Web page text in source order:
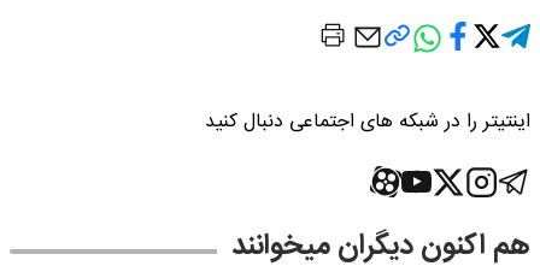
اینتیتر را در شبکه های اجتماعی دنبال کنید
هم اکنون دیگران میخوانند